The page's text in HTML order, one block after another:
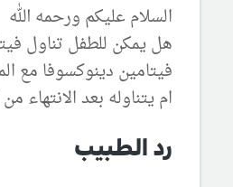
السلام عليكم ورحمه الله
هل يمكن للطفل تناول
فيتامين دينوكسوفا مع
ام يتناوله بعد الانتهاء
رد الطبيب